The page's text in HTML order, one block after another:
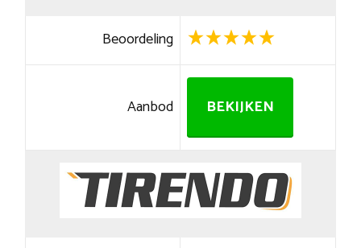
Beoordeling
Aanbod BEKIJKEN